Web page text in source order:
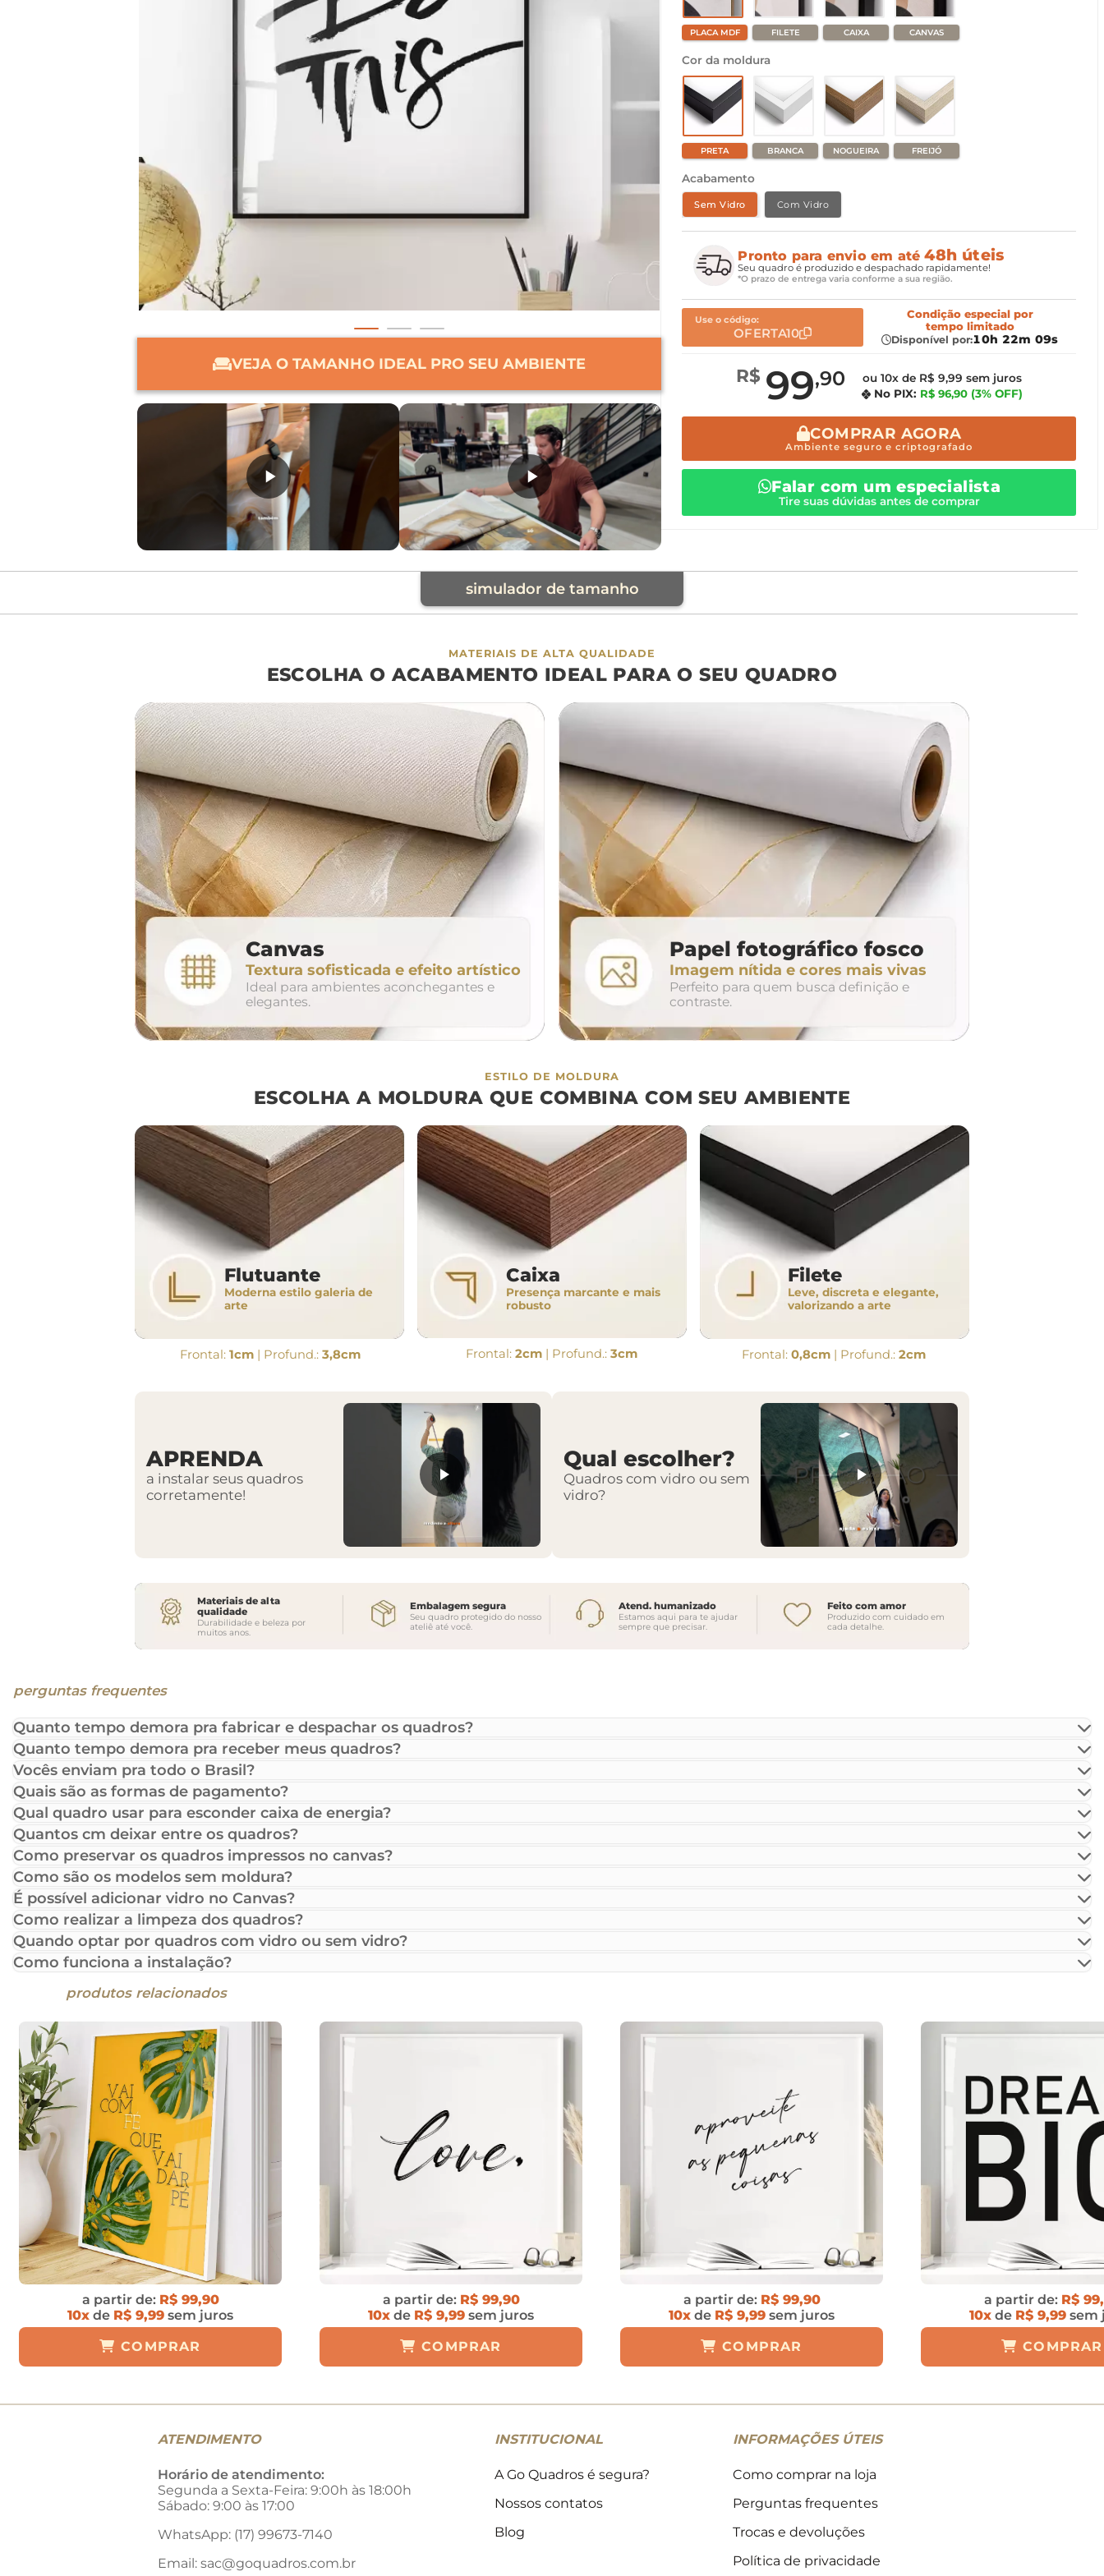
VEJA O TAMANHO IDEAL PRO SEU AMBIENTE
PLACA MDF FILETE CAIXA CANVAS
Cor da moldura
PRETA BRANCA NOGUEIRA FREIJÓ
Acabamento
Sem Vidro Com Vidro
Pronto para envio em até48h úteis
Seu quadro é produzido e despachado rapidamente!
*O prazo de entrega varia conforme a sua região.
Use o código:
OFERTA10
Condição especialpor
tempo limitado
Disponível por:10h 22m 07s
R$ 99,90
ou 10x de R$ 9,99 sem juros
No PIX: R$ 96,90 (3% OFF)
COMPRAR AGORA
Ambiente seguro e criptografado
Falar com um especialista
Tire suas dúvidas antes de comprar
simulador de tamanho
largura aproximada
160cm 200cm 240cm
280cm 320cm
conjunto
avulso duo trio
o tamanho ideal para o seu ambiente é
dúvidas? Fale com nossa
equipe de atendimento!
MATERIAIS DE ALTA QUALIDADE
ESCOLHA O ACABAMENTO IDEAL PARA O SEU QUADRO
Canvas
Textura sofisticada e efeito artístico
Ideal para ambientes aconchegantes e
elegantes.
Papel fotográfico fosco
Imagem nítida e cores mais vivas
Perfeito para quem busca definição e
contraste.
ESTILO DE MOLDURA
ESCOLHA A MOLDURA QUE COMBINA COM SEU AMBIENTE
Flutuante
Moderna estilo galeria de
arte
Frontal: 1cm| Profund.: 3,8cm
Caixa
Presença marcante e mais
robusto
Frontal:2cm | Profund.:3cm
Filete
Leve, discreta e elegante,
valorizando a arte
Frontal:0,8cm | Profund.:2cm
APRENDA
a instalar seus quadros
corretamente!
Qual escolher?
Quadros com vidro ou sem
vidro?
Materiais de alta
qualidade
Durabilidade e beleza por
muitos anos.
Embalagem segura
Seu quadro protegido do nosso
ateliê até você.
Atend. humanizado
Estamos aqui para te ajudar
sempre que precisar.
Feito com amor
Produzido com cuidado em
cada detalhe.
perguntas frequentes
Quanto tempo demora pra fabricar e despachar os quadros?
Quanto tempo demora pra receber meus quadros?
Vocês enviam pra todo o Brasil?
Quais são as formas de pagamento?
Qual quadro usar para esconder caixa de energia?
Quantos cm deixar entre os quadros?
Como preservar os quadros impressos no canvas?
Como são os modelos sem moldura?
É possível adicionar vidro no Canvas?
Como realizar a limpeza dos quadros?
Quando optar por quadros com vidro ou sem vidro?
Como funciona a instalação?
produtos relacionados
a partir de: R$ 99,90
10x de R$ 9,99 sem juros
COMPRAR
a partir de: R$ 99,90
10x de R$ 9,99 sem juros
COMPRAR
a partir de: R$ 99,90
10x de R$ 9,99 sem juros
COMPRAR
a partir de: R$
10x de R$ 9,99 sem
COMPRAR
ATENDIMENTO
Horário de atendimento:
Segunda a Sexta-Feira: 9:00h às 18:00h
Sábado: 9:00 às 17:00
WhatsApp: (17) 99673-7140
Email: sac@goquadros.com.br
INSTITUCIONAL
A Go Quadros é segura?
Nossos contatos
Blog
INFORMAÇÕES ÚTEIS
Como comprar na loja
Perguntas frequentes
Trocas e devoluções
Política de privacidade